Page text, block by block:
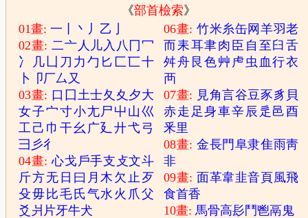
《部首檢索》
01畫:一 丶 丿 乙
02畫:二亠 人 儿入 八 冂冖
冫
几 凵 刀 力 勹 匕 匚匸十
卜
卩厂厶 又
03畫: 口 囗 土士夂 夊 夕大
女子宀寸小尢尸 屮 山巛
工 己 巾 干幺 广廴廾弋弓
彐 彡彳
04畫:心戈 戶手支 攴文斗
斤方无 日 曰 月木 欠止 歹
殳毋 比毛 氏气水 火 爪父
爻 爿 片牙牛犬
06畫: 竹米糸缶网 羊羽老
而耒耳聿肉 臣 自 至 臼舌
舛舟 艮色艸 虍 虫 血行衣
襾
07畫: 見角言谷豆豕豸 貝
赤走 足身車辛辰 辵 邑酉
釆里
08畫: 金長門 阜隶隹雨靑
非
09畫: 面革韋韭音頁風飛
食首香
10畫:馬骨高髟 鬥鬯鬲 鬼